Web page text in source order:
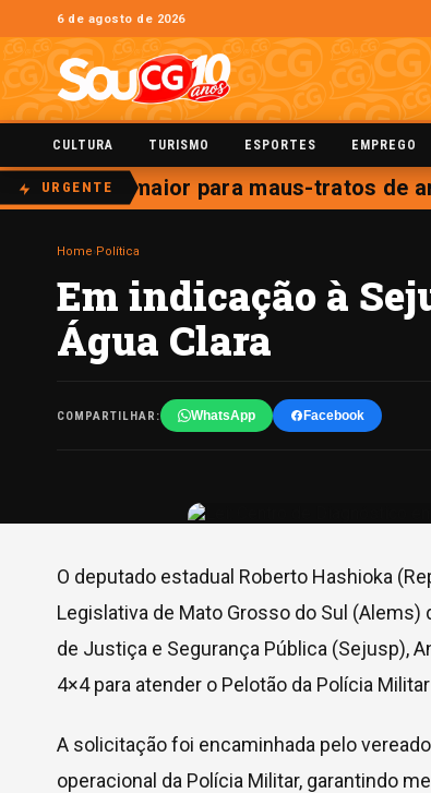
6 de agosto de 2026
CULTURA TURISMO ESPORTES EMPREGO
URGENTE
pena maior para maus-tratos de
Home Política
Em indicação à
Água Clara
COMPARTILHAR: WhatsApp Facebook
O deputado estadual Roberto Hashioka
Legislativa de Mato Grosso do Sul
de Justiça e Segurança Pública (Sejusp),
4×4 para atender o Pelotão da Polícia
A solicitação foi encaminhada pelo
operacional da Polícia Militar, garantindo